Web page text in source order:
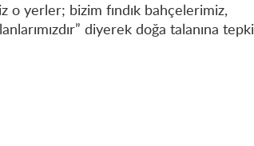
o yerler; bizim fındık bahçelerimiz,
diyerek doğa talanına tepki